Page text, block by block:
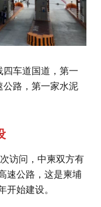
车道国道，第一
公路，第一家水泥
访问，中柬双方有
速公路，这是柬埔
始建设。